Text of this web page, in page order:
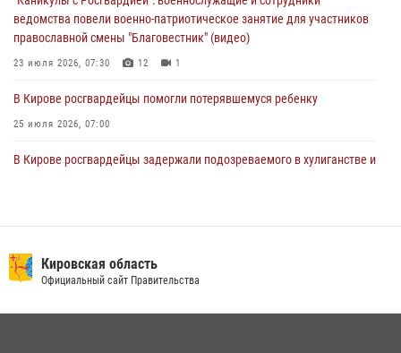
ведомства повели военно-патриотическое занятие для участников
православной смены "Благовестник" (видео)
23 июля 2026, 07:30 12 1
В Кирове росгвардейцы помогли потерявшемуся ребенку
25 июля 2026, 07:00
В Кирове росгвардейцы задержали подозреваемого в хулиганстве и
вневедомственную охрану и поступления в ведомственные вузы
22 июля 2026, 14:51 1 2
Кировская область
Официальный сайт Правительства